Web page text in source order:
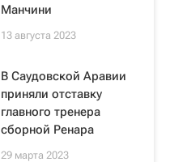
Манчини
13 августа 2023
В Саудовской Аравии
приняли отставку
главного тренера
сборной Ренара
29 марта 2023